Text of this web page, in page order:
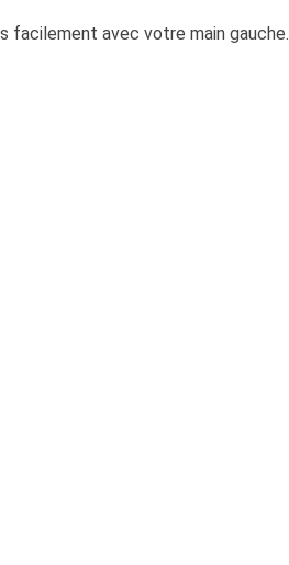
facilement avec votre main gauche.